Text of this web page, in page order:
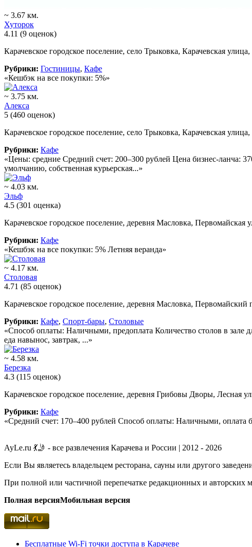
~ 3.67 км.
Хуторок
4.11 (9 оценок)
Карачевское городское поселение, село Трыковка, Карачевская улица,
Рубрики: Гостиницы, Кафе
«Кешбэк на все покупки: 5%»
~ 3.75 км.
Алекса
5 (460 оценок)
Карачевское городское поселение, село Трыковка, Карачевская улица,
Рубрики: Кафе
«Цены: средние Средний счет: 200–300 рублей Цена бизнес-ланча:
умолчанию, собственная курьерская...»
~ 4.03 км.
Эльф
4.5 (301 оценка)
Карачевское городское поселение, деревня Масловка, Первомайская
Рубрики: Кафе
«Кешбэк на все покупки: 5% Летняя веранда»
~ 4.17 км.
Столовая
4.71 (85 оценок)
Карачевское городское поселение, деревня Масловка, Первомайский
Рубрики: Кафе, Спорт-бары, Столовые
«Способ оплаты: Наличными, предоплата Количество столов в зале
еда навынос, завтрак, ...»
~ 4.58 км.
Березка
4.3 (115 оценок)
Карачевское городское поселение, деревня Грибовы Дворы, Лесная
Рубрики: Кафе
«Средний счет: 170–400 рублей Способ оплаты: Наличными, оплата
AyLe.ru 💃🤳 - все развлечения Карачева и России | 2012 - 2026
Если Вы являетесь владельцем ресторана, сауны или другого
При полной или частичной перепечатке редакционных и авторских
Полная версияМобильная версия
Бесплатные Wi-Fi точки доступа в Карачеве